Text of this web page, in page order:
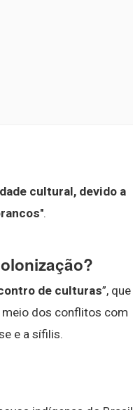
cultural, devido a
.
de culturas”, que
dos conflitos com
e a sífilis.